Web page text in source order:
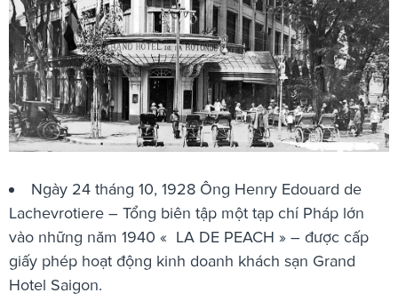
Ngày 24 tháng 10, 1928 Ông Henry Edouard de
Lachevrotiere – Tổng biên tập một tạp chí Pháp lớn
vào những năm 1940 « LA DE PEACH » – được cấp
giấy phép hoạt động kinh doanh khách sạn Grand
Hotel Saigon.